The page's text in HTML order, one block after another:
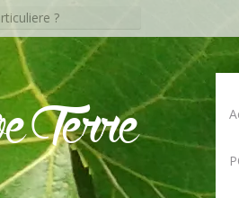
Terre